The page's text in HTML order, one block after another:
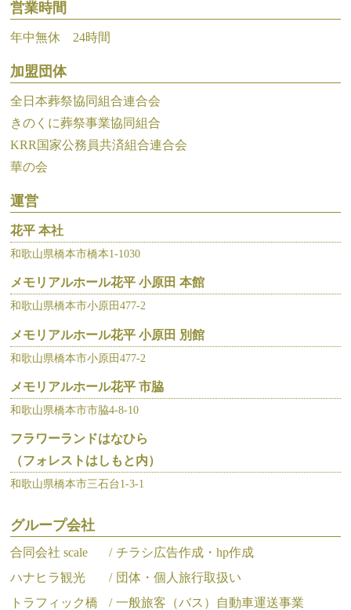
営業時間
年中無休 24時間
加盟団体
全日本葬祭協同組合連合会
きのくに葬祭事業協同組合
KRR国家公務員共済組合連合会
華の会
運営
花平 本社
和歌山県橋本市橋本1-1030
メモリアルホール花平 小原田 本館
和歌山県橋本市小原田477-2
メモリアルホール花平 小原田 別館
和歌山県橋本市小原田477-2
メモリアルホール花平 市脇
和歌山県橋本市市脇4-8-10
フラワーランドはなひら
（フォレストはしもと内）
和歌山県橋本市三石台1-3-1
グループ会社
合同会社 scale
チラシ広告作成・hp作成
ハナヒラ観光
団体・個人旅行取扱い
トラフィック橋
一般旅客（バス）自動車運送事業